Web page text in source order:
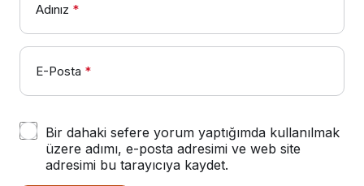
Adınız *
E-Posta *
Bir dahaki sefere yorum yaptığımda kullanılmak
üzere adımı, e-posta adresimi ve web site
adresimi bu tarayıcıya kaydet.